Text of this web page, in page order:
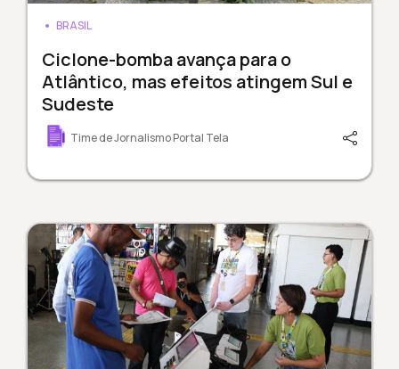
BRASIL
Ciclone-bomba avança para o
Atlântico, mas efeitos atingem Sul e
Sudeste
Time de Jornalismo Portal Tela